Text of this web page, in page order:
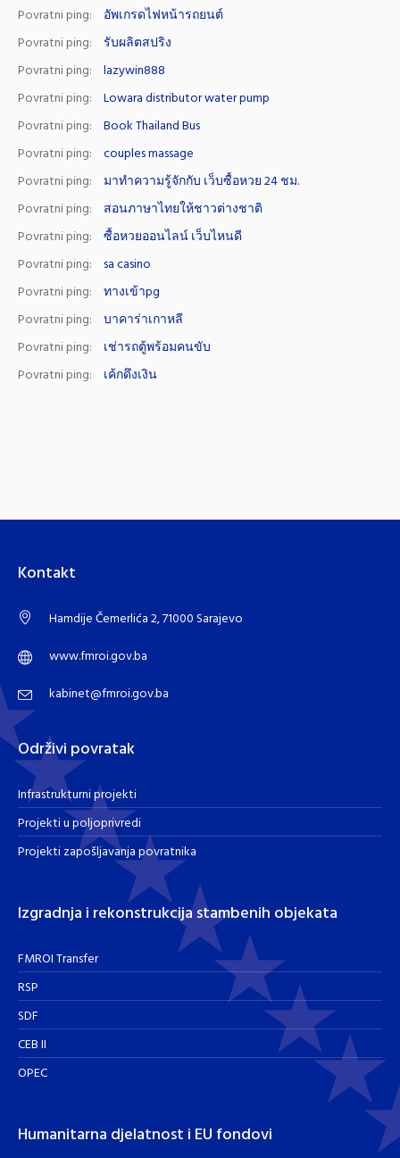
Povratni ping:
อัพเกรดไฟหน้ารถยนต์
Povratni ping:
รับผลิตสปริง
Povratni ping:
lazywin888
Povratni ping:
Lowara distributor water pump
Povratni ping:
Book Thailand Bus
Povratni ping:
couples massage
Povratni ping:
มาทำความรู้จักกับ เว็บซื้อหวย 24 ชม.
Povratni ping:
สอนภาษาไทยให้ชาวต่างชาติ
Povratni ping:
ซื้อหวยออนไลน์ เว็บไหนดี
Povratni ping:
sa casino
Povratni ping:
ทางเข้าpg
Povratni ping:
บาคาร่าเกาหลี
Povratni ping:
เช่ารถตู้พร้อมคนขับ
Povratni ping:
เค้กดึงเงิน
Kontakt
Hamdije Čemerlića 2, 71000 Sarajevo
www.fmroi.gov.ba
kabinet@fmroi.gov.ba
Održivi povratak
Infrastrukturni projekti
Projekti u poljoprivredi
Projekti zapošljavanja povratnika
Izgradnja i rekonstrukcija stambenih objekata
FMROI Transfer
RSP
SDF
CEB II
OPEC
Humanitarna djelatnost i EU fondovi